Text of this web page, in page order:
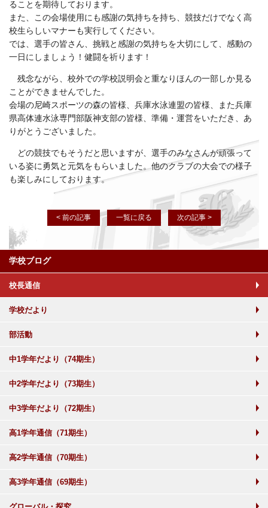
ることを期待しております。
また、この会場使用にも感謝の気持ちを持ち、競技だけでなく高
校生らしいマナーも実行してください。
では、選手の皆さん、挑戦と感謝の気持ちを大切にして、感動の
一日にしましょう！健闘を祈ります！
残念ながら、校外での学校説明会と重なりほんの一部しか見る
ことができませんでした。
会場の尼崎スポーツの森の皆様、兵庫水泳連盟の皆様、また兵庫
県高体連水泳専門部阪神支部の皆様、準備・運営をいただき、あ
りがとうございました。
どの競技でもそうだと思いますが、選手のみなさんが頑張って
いる姿に勇気と元気をもらいました。他のクラブの大会での様子
も楽しみにしております。
< 前の記事 一覧に戻る 次の記事 >
学校ブログ
校長通信
学校だより
部活動
中1学年だより（74期生）
中2学年だより（73期生）
中3学年だより（72期生）
高1学年通信（71期生）
高2学年通信（70期生）
高3学年通信（69期生）